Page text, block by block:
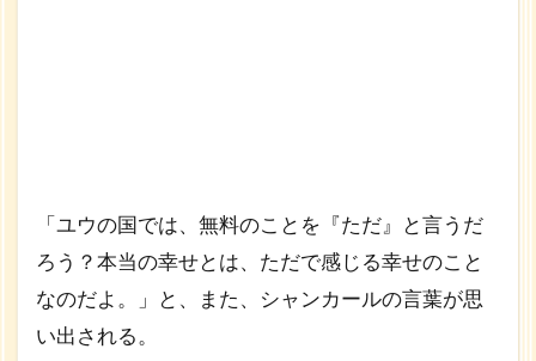
「ユウの国では、無料のことを『ただ』と言うだ
ろう？本当の幸せとは、ただで感じる幸せのこと
なのだよ。」と、また、シャンカールの言葉が思
い出される。